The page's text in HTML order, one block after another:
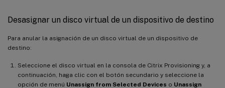
Desasignar un disco virtual de un dispositivo de destino
Para anular la asignación de un disco virtual de un dispositivo de
destino:
Seleccione el disco virtual en la consola de Citrix Provisioning y, a
continuación, haga clic con el botón secundario y seleccione la
opción de menú Unassign from Selected Devices o Unassign